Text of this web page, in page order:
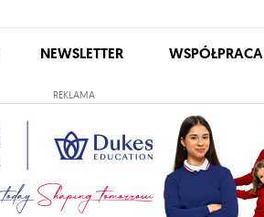
NEWSLETTER WSPÓŁPRACA
REKLAMA